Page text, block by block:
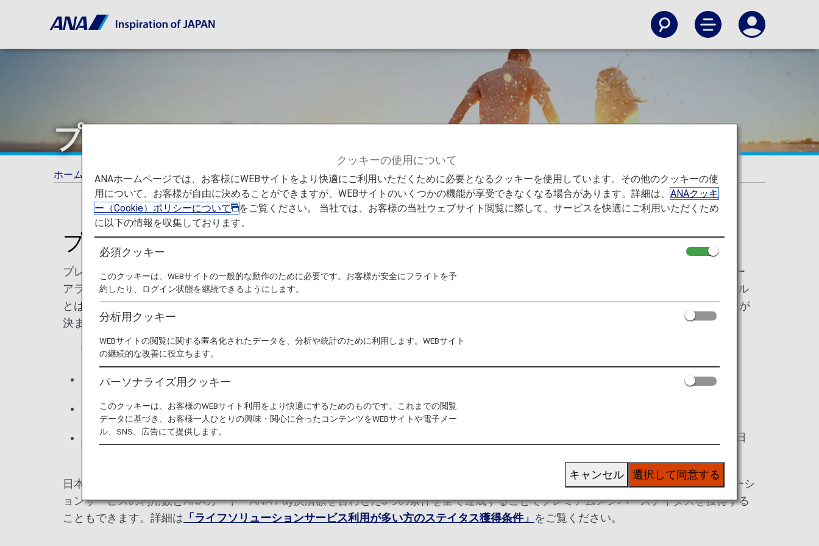
プレミアムポイント
ホーム ANAマイレージクラブ プレミアムメンバーサービス プレミアムポイント
プレミアムポイントとは
プレミアムポイントは、ANAグループ運航便（ANA・エアージャパン・ANAウイングス）、日本国内のANA便名のコードシェア便、スター
アライアンス加盟航空会社およびスター アライアンス コネクティングパートナー運航便を１年間ご利用いただいた場合に、獲得したマイル
とは別に積算されるポイントです。毎年1月から12月までに獲得したプレミアムポイントによって、翌年のプレミアムメンバーステイタスが
決まり、それに応じたサービスをご利用いただけます。
* プレミアムポイント数はご利用実績照会
マイルをプレミアムポイントに交換したり、マイルとプレミアムポイントを合算したりすることはできません。
プレミアムポイントは、1暦年（1月～12月）に獲得するものであり、翌年に繰り越すことはできません。
翌年度のステイタスが決定する12月末日よりも早く、各ステイタスに必要なプレミアムポイントを獲得されたお客様には、翌年3月末日
日本発行のANAカードをお持ちのANAマイレージクラブ会員は、飛行機のご利用による獲得プレミアムポイントに加えて、ライフソリューシ
ョンサービスの利用数とANAカード・ANA Pay決済額を合わせた3つの条件を全て達成することでプレミアムメンバーステイタスを獲得する
こともできます。詳細は 「ライフソリューションサービス利用が多い方のステイタス獲得条件」 をご覧ください。
クッキーの使用について
ANAホームページでは、お客様にWEBサイトをより快適にご利用いただくために必要となるクッキーを使用しています。その他のクッキーの使
用について、お客様が自由に決めることができますが、WEBサイトのいくつかの機能が享受できなくなる場合があります。詳細は、ANAクッキ
ー（Cookie）ポリシーについて
をご覧ください。 当社では、お客様の当社ウェブサイト閲覧に際して、サービスを快適にご利用いただくため
に以下の情報を収集しております。
必須クッキー
このクッキーは、WEBサイトの一般的な動作のために必要です。お客様が安全にフライトを予
約したり、ログイン状態を継続できるようにします。
分析用クッキー
WEBサイトの閲覧に関する匿名化されたデータを、分析や統計のために利用します。WEBサイト
の継続的な改善に役立ちます。
パーソナライズ用クッキー
このクッキーは、お客様のWEBサイト利用をより快適にするためのものです。これまでの閲覧
データに基づき、お客様一人ひとりの興味・関心に合ったコンテンツをWEBサイトや電子メー
ル、SNS、広告にて提供します。
選択して同意する
キャンセル